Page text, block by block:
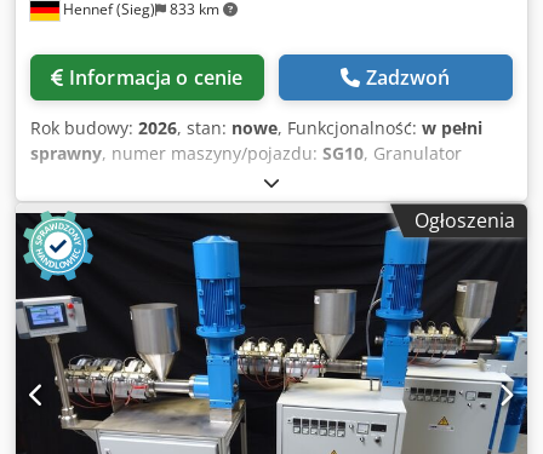
Hennef (Sieg) 833 km
Informacja o cenie Zadzwoń
Rok budowy: 2026, stan: nowe, Funkcjonalność: w pełni
sprawny, numer maszyny/pojazdu: SG10, Granulator
strunowy PMH, typ SG10 Kompaktowa maszyna z dwoma
napędami – do podawania i do rotora tnącego,
przystosowana do jednej struny o maksymalnej średnicy
3,5 mm. Crodpfxekyt T Se Ad Sjf Obroty obu napędów są
bezstopniowo regulowane. Dzięki temu możliwy jest
szeroki zakres długości granulatu.
Ogłoszenia